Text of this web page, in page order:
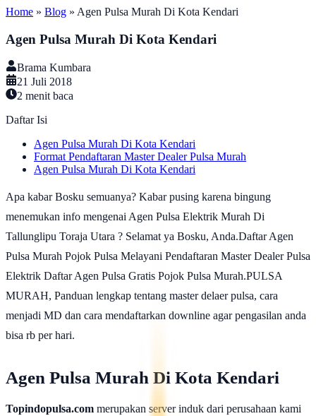
Home » Blog » Agen Pulsa Murah Di Kota Kendari
Agen Pulsa Murah Di Kota Kendari
Brama Kumbara
21 Juli 2018
2 menit baca
Daftar Isi
Agen Pulsa Murah Di Kota Kendari
Format Pendaftaran Master Dealer Pulsa Murah
Agen Pulsa Murah Di Kota Kendari
Apa kabar Bosku semuanya? Kabar pusing karena bingung
menemukan info mengenai Agen Pulsa Elektrik Murah Di
Tallunglipu Toraja Utara ? Selamat ya Bosku, Anda.Daftar Agen
Pulsa Murah Pojok Pulsa Melayani Pendaftaran Master Dealer Pulsa
Elektrik Daftar Agen Pulsa Gratis Pojok Pulsa Murah.PULSA
MURAH, Panduan lengkap tentang master delaer pulsa, cara
menjadi MD dan cara mendaftarkan downline agar pengasilan anda
bisa rb per hari.
Agen Pulsa Murah Di Kota Kendari
Topindopulsa.com merupakan server induk dari perusahaan kami